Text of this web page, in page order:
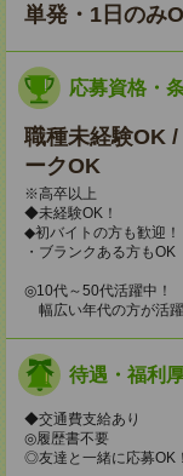
単発・1日のみ
応募資格・
職種未経験OK
ークOK
※高卒以上
◆未経験OK！
◆初バイトの方も歓迎！
・ブランクある方もOK
◎10代～50代活躍中！
幅広い年代の方が活
待遇・福利
◆交通費支給あり
◎履歴書不要
◎友達と一緒に応募OK！